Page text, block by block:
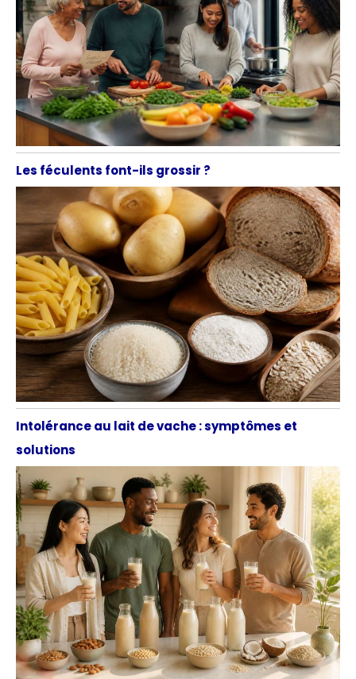
Les féculents font-ils grossir ?
Intolérance au lait de vache : symptômes et
solutions